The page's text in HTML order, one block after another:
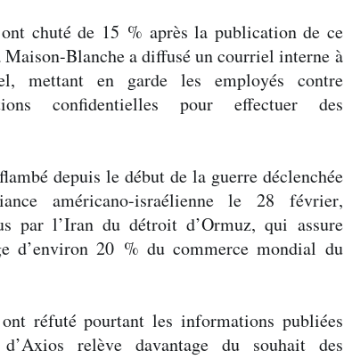
chuté de 15 % après la publication de ce
Blanche a diffusé un courriel interne à
mettant en garde les employés contre
confidentielles pour effectuer des
depuis le début de la guerre déclenchée
américano-israélienne le 28 février,
par l’Iran du détroit d’Ormuz, qui assure
d’environ 20 % du commerce mondial du
réfuté pourtant les informations publiées
relève davantage du souhait des